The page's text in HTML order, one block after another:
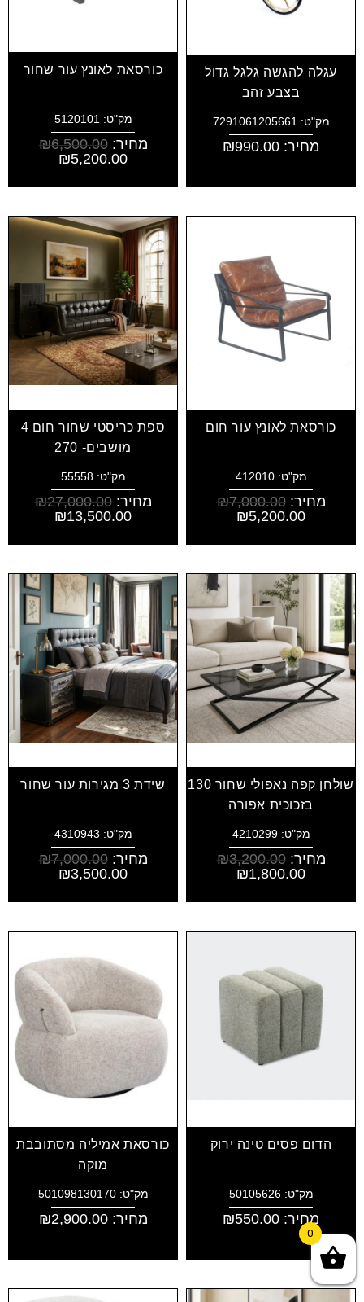
עגלה להגשה גלגל גדול
בצבע זהב
מק"ט: 7291061205661
מחיר: ₪990.00
כורסאת לאונץ עור שחור
מק"ט: 5120101
מחיר: ₪6,500.00
₪5,200.00
כורסאת לאונץ עור חום
מק"ט: 412010
מחיר: ₪7,000.00
₪5,200.00
ספת כריסטי שחור חום 4
מושבים- 270
מק"ט: 55558
מחיר: ₪27,000.00
₪13,500.00
שולחן קפה נאפולי שחור 130
בזכוכית אפורה
מק"ט: 4210299
מחיר: ₪3,200.00
₪1,800.00
שידת 3 מגירות עור שחור
מק"ט: 4310943
מחיר: ₪7,000.00
₪3,500.00
הדום פסים טינה ירוק
מק"ט: 50105626
מחיר: ₪550.00
כורסאת אמיליה מסתובבת
מוקה
מק"ט: 501098130170
מחיר: ₪2,900.00
0